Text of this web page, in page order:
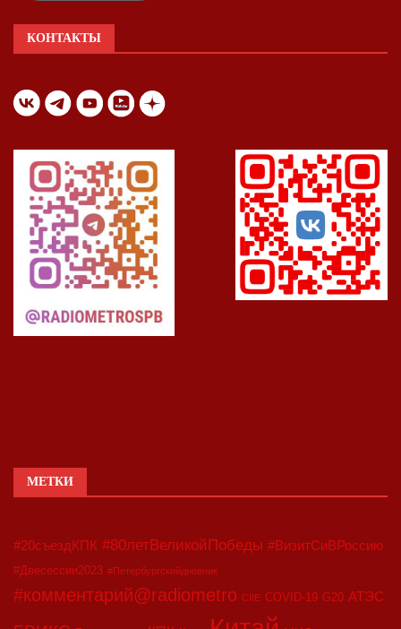
КОНТАКТЫ
МЕТКИ
#20съездКПК #80летВеликойПобеды #ВизитСиВРоссию
#Двесессии2023 #Петербургскийдневник
#комментарий@radiometro CIIE COVID-19 G20 АТЭС